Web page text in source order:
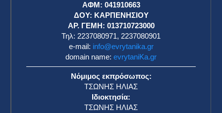
ΑΦΜ: 041910663
ΔΟΥ: ΚΑΡΠΕΝΗΣΙΟΥ
ΑΡ. ΓΕΜΗ: 013710723000
Τηλ: 2237080971, 2237080901
e-mail: info@evrytanika.gr
domain name: evrytaniKa.gr
Νόμιμος εκπρόσωπος:
ΤΣΩΝΗΣ ΗΛΙΑΣ
Ιδιοκτησία:
ΤΣΩΝΗΣ ΗΛΙΑΣ